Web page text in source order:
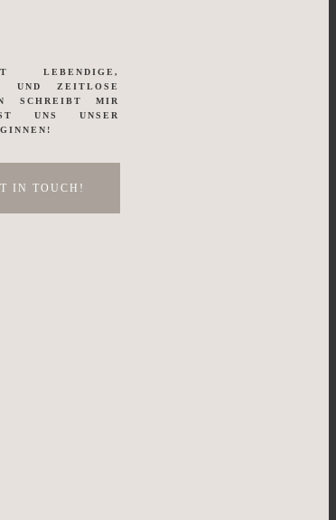
LEBENDIGE,
UND ZEITLOSE
SCHREIBT MIR
UNS UNSER
IN TOUCH!